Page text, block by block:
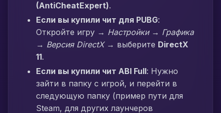
(AntiCheatExpert).
Если вы купили чит для PUBG:
Откройте игру → Настройки → Графика
→ Версия DirectX→ выберите DirectX
11.
Если вы купили чит ABI Full: Нужно
зайти в папку с игрой, и перейти в
следующую папку (пример пути для
Steam, для других лаунчеров